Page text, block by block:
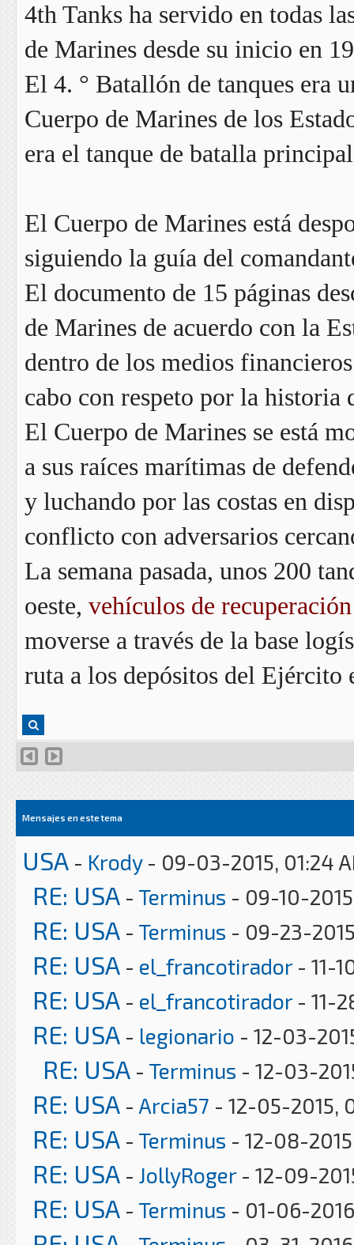
4th Tanks ha servido en todas
de Marines desde su inicio en
El 4. ° Batallón de tanques era
Cuerpo de Marines de los
era el tanque de batalla
El Cuerpo de Marines está
siguiendo la guía del
El documento de 15 páginas
de Marines de acuerdo con la
dentro de los medios
cabo con respeto por la historia
El Cuerpo de Marines se está
a sus raíces marítimas de
y luchando por las costas en
conflicto con adversarios
La semana pasada, unos 200
oeste, vehículos de
moverse a través de la base
ruta a los depósitos del
Mensajes en este tema
USA - Krody- 09-03-2015, 01:24
RE: USA - Terminus - 09-10-
RE: USA - Terminus - 09-23-
RE: USA - el_francotirador- 11-
RE: USA - el_francotirador- 11-
RE: USA - legionario - 12-03-
RE: USA - Terminus - 12-03-
RE: USA - Arcia57 - 12-05-2015,
RE: USA - Terminus - 12-08-
RE: USA - JollyRoger- 12-09-
RE: USA - Terminus - 01-06-